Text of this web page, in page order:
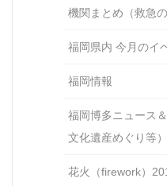
機関まとめ（救急
福岡県内 今月のイ
福岡情報
福岡博多ニュース
文化遺産めぐり等）
花火（firework）